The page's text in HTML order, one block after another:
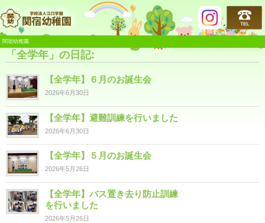
関宿幼稚園
関宿幼稚園
「全学年」の日記:
【全学年】６月のお誕生会
2026年6月30日
【全学年】避難訓練を行いました
2026年6月30日
【全学年】５月のお誕生会
2026年5月26日
【全学年】バス置き去り防止訓練
を行いました
2026年5月26日